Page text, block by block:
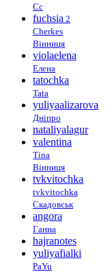
Cc
fuchsia 2
Cherkes
Вінниця
violaelena
Елена
tatochka
Tata
yuliyaalizarova
Дніпро
nataliyalagur
valentina
Tina
Вінниця
tvkvitochka
tvkvitochka
Скадовськ
angora
Ганна
hajranotes
yuliyafialki
PaYu